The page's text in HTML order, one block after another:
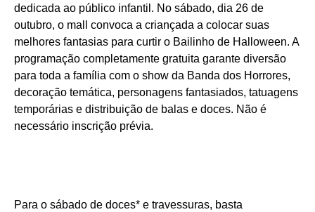
dedicada ao público infantil. No sábado, dia 26 de
outubro, o mall convoca a criançada a colocar suas
melhores fantasias para curtir o Bailinho de Halloween. A
programação completamente gratuita garante diversão
para toda a família com o show da Banda dos Horrores,
decoração temática, personagens fantasiados, tatuagens
temporárias e distribuição de balas e doces. Não é
necessário inscrição prévia.
Para o sábado de doces* e travessuras, basta